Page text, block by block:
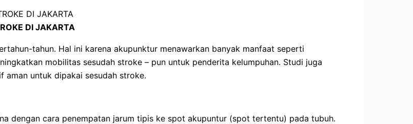
DI JAKARTA
tahun. Hal ini karena akupunktur menawarkan banyak manfaat seperti
mobilitas sesudah stroke – pun untuk penderita kelumpuhan. Studi juga
aman untuk dipakai sesudah stroke.
dengan cara penempatan jarum tipis ke spot akupuntur (spot tertentu) pada tubuh.